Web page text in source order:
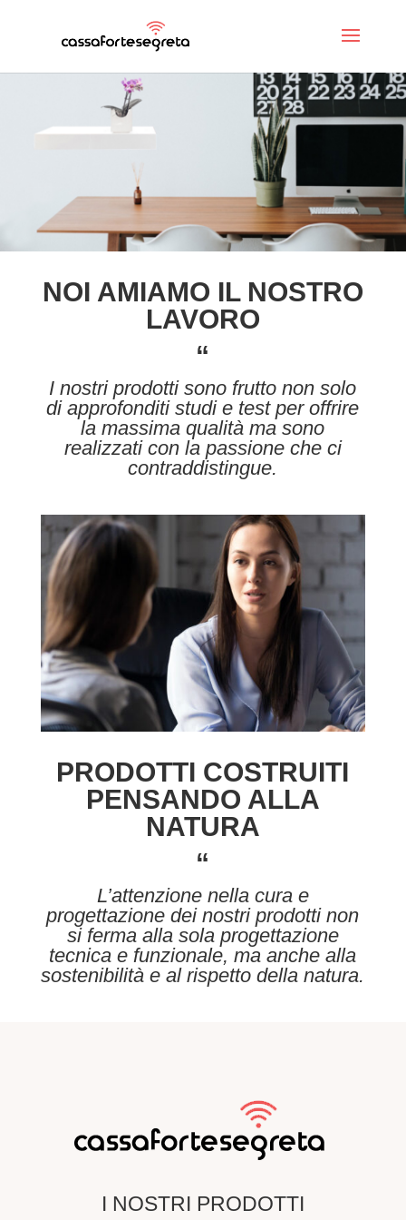
NOI AMIAMO IL NOSTRO
LAVORO
“
I nostri prodotti sono frutto non solo
di approfonditi studi e test per offrire
la massima qualità ma sono
realizzati con la passione che ci
contraddistingue.
PRODOTTI COSTRUITI
PENSANDO ALLA
NATURA
“
L’attenzione nella cura e
progettazione dei nostri prodotti non
si ferma alla sola progettazione
tecnica e funzionale, ma anche alla
sostenibilità e al rispetto della natura.
I NOSTRI PRODOTTI